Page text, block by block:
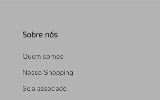
Sobre nós
Quem somos
Nosso Shopping
Seja associado